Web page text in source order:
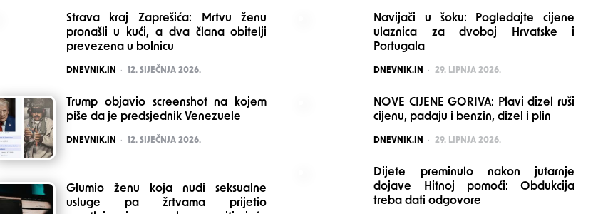
Strava kraj Zaprešića: Mrtvu ženu
pronašli u kući, a dva člana obitelji
prevezena u bolnicu
POSTED
DNEVNIK.IN 12. SIJEČNJA 2026.
Trump objavio screenshot na kojem
piše da je predsjednik Venezuele
POSTED
DNEVNIK.IN 12. SIJEČNJA 2026.
Glumio ženu koja nudi seksualne
usluge pa žrtvama prijetio
Navijači u šoku: Pogledajte cijene
ulaznica za dvoboj Hrvatske i
Portugala
POSTED
DNEVNIK.IN 29. LIPNJA 2026.
NOVE CIJENE GORIVA: Plavi dizel ruši
cijenu, padaju i benzin, dizel i plin
POSTED
DNEVNIK.IN 29. LIPNJA 2026.
Dijete preminulo nakon jutarnje
dojave Hitnoj pomoći: Obdukcija
treba dati odgovore